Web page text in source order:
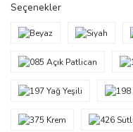
Seçenekler